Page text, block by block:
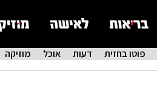
פוטו בחזית דעות אוכל מוזיקה